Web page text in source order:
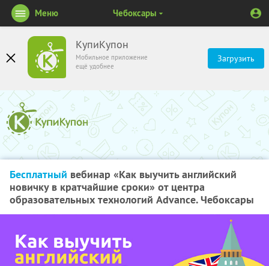
КупиКупон
Мобильное приложение
ещё удобнее
Загрузить
Меню Чебоксары
Бесплатный вебинар «Как выучить английский
новичку в кратчайшие сроки» от центра
образовательных технологий Advance. Чебоксары